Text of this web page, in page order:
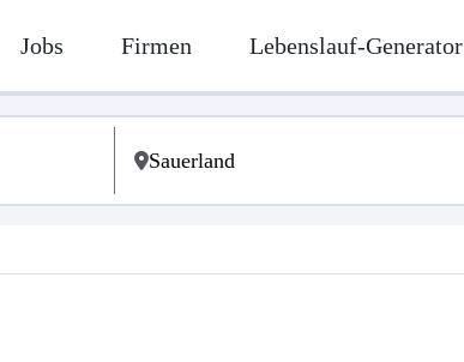
Jobs Firmen Lebenslauf-Generator